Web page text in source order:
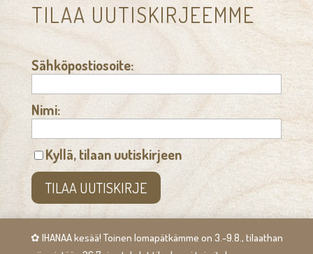
✿ IHANAA kesää! Toinen lomapätkämme on 3.-9.8., tilaathan
TILAA UUTISKIRJEEMME
Sähköpostiosoite:
Nimi:
Kyllä, tilaan uutiskirjeen